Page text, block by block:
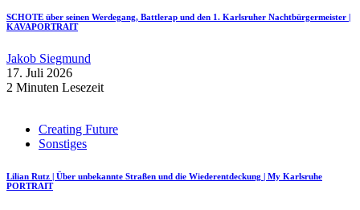
SCHOTE über seinen Werdegang, Battlerap und den 1. Karlsruher Nachtbürgermeister |
KAVAPORTRAIT
Jakob Siegmund
17. Juli 2026
2 Minuten Lesezeit
Creating Future
Sonstiges
Lilian Rutz | Über unbekannte Straßen und die Wiederentdeckung | My Karlsruhe
PORTRAIT